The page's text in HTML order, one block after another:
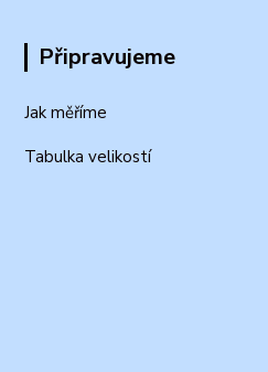
Připravujeme
Jak měříme
Tabulka velikostí